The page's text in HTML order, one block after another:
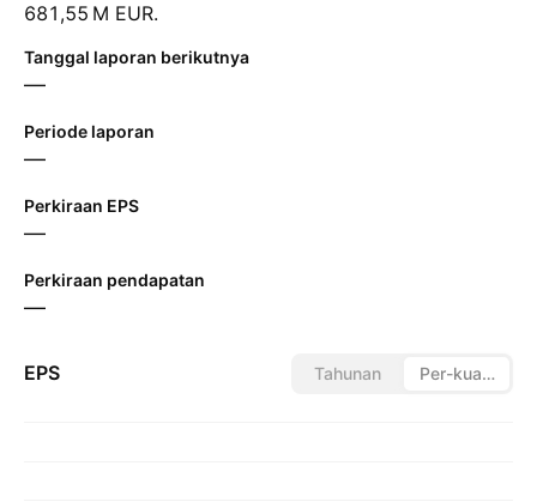
‪681,55 M‬ EUR.
Tanggal laporan berikutnya
—
Periode laporan
—
Perkiraan EPS
—
Perkiraan pendapatan
—
EPS Tahunan Per-kuartal